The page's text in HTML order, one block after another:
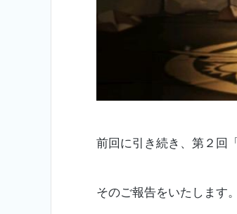
前回に引き続き、第２回
そのご報告をいたします。